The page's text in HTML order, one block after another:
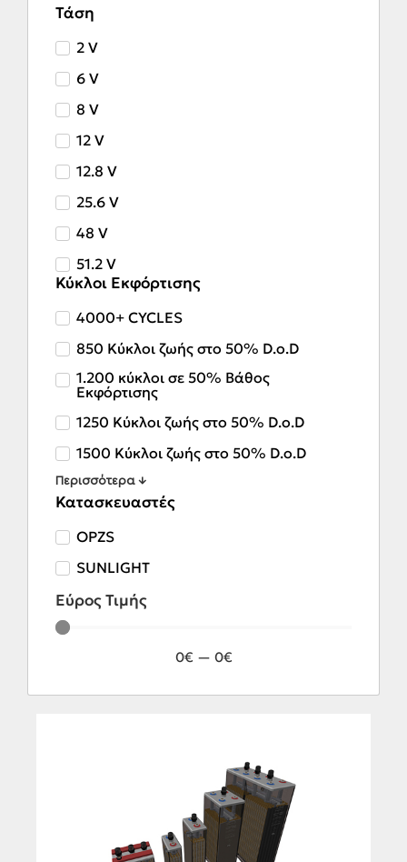
Τάση
2 V
6 V
8 V
12 V
12.8 V
25.6 V
48 V
51.2 V
Κύκλοι Εκφόρτισης
4000+ CYCLES
850 Κύκλοι ζωής στο 50% D.o.D
1.200 κύκλοι σε 50% Βάθος
Εκφόρτισης
1250 Κύκλοι ζωής στο 50% D.o.D
1500 Κύκλοι ζωής στο 50% D.o.D
Περισσότερα ↓
Κατασκευαστές
OPZS
SUNLIGHT
Εύρος Τιμής
0€ — 0€